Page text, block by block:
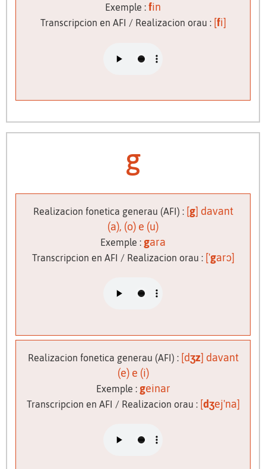
Exemple : fin
Transcripcion en AFI / Realizacion orau : [fi]
g
Realizacion fonetica generau (AFI) : [g] davant
(a), (o) e (u)
Exemple : gara
Transcripcion en AFI / Realizacion orau : ['garɔ]
Realizacion fonetica generau (AFI) : [dʒz] davant
(e) e (i)
Exemple : geinar
Transcripcion en AFI / Realizacion orau : [dʒej'na]